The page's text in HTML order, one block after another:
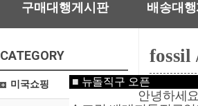
■ 뉴돌직구 오픈
안녕하세
구매대행게시판 배송대
CATEGORY
미국쇼핑
fossil